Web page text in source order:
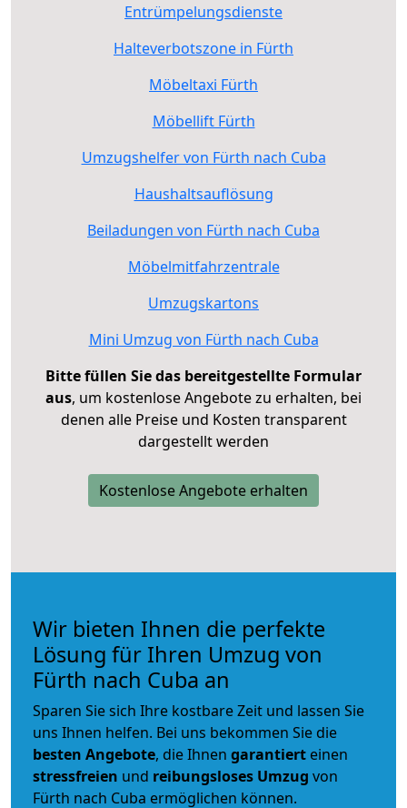
Entrümpelungsdienste
Halteverbotszone in Fürth
Möbeltaxi Fürth
Möbellift Fürth
Umzugshelfer von Fürth nach Cuba
Haushaltsauflösung
Beiladungen von Fürth nach Cuba
Möbelmitfahrzentrale
Umzugskartons
Mini Umzug von Fürth nach Cuba
Bitte füllen Sie das bereitgestellte Formular
aus, um kostenlose Angebote zu erhalten, bei
denen alle Preise und Kosten transparent
dargestellt werden
Kostenlose Angebote erhalten
Wir bieten Ihnen die perfekte
Lösung für Ihren Umzug von
Fürth nach Cuba an
Sparen Sie sich Ihre kostbare Zeit und lassen Sie
uns Ihnen helfen. Bei uns bekommen Sie die
besten Angebote, die Ihnen garantiert einen
stressfreien und reibungsloses Umzug von
Fürth nach Cuba ermöglichen können.